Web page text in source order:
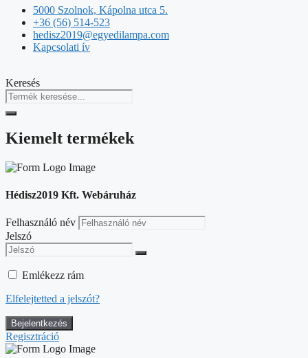
5000 Szolnok, Kápolna utca 5.
+36 (56) 514-523
hedisz2019@egyedilampa.com
Kapcsolati ív
Keresés
Kiemelt termékek
Hédisz2019 Kft. Webáruház
Felhasználó név
Jelszó
Emlékezz rám
Elfelejtetted a jelszót?
Regisztráció